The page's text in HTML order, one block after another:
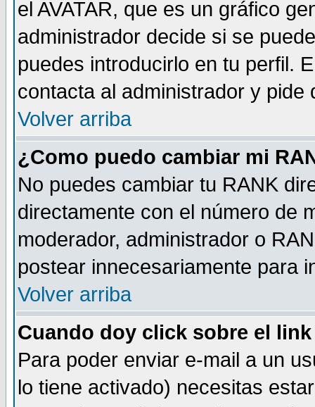
el AVATAR, que es un gráfico
administrador decide si se
puedes introducirlo en tu perfil.
contacta al administrador y
Volver arriba
¿Como puedo cambiar mi
No puedes cambiar tu RANK
directamente con el número de
moderador, administrador o
postear innecesariamente para
Volver arriba
Cuando doy click sobre el
Para poder enviar e-mail a un
lo tiene activado) necesitas